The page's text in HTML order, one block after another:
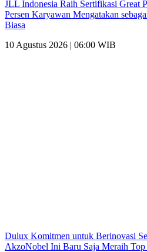
JLL Indonesia Raih Sertifikasi Great
Persen Karyawan Mengatakan
Biasa
10 Agustus 2026 | 06:00 WIB
Dulux Komitmen untuk Berinovasi
AkzoNobel Ini Baru Saja Meraih